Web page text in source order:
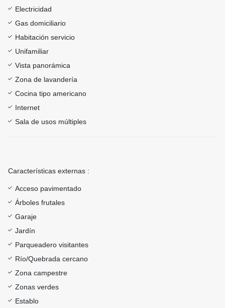
Electricidad
Gas domiciliario
Habitación servicio
Unifamiliar
Vista panorámica
Zona de lavandería
Cocina tipo americano
Internet
Sala de usos múltiples
Características externas :
Acceso pavimentado
Árboles frutales
Garaje
Jardín
Parqueadero visitantes
Río/Quebrada cercano
Zona campestre
Zonas verdes
Establo